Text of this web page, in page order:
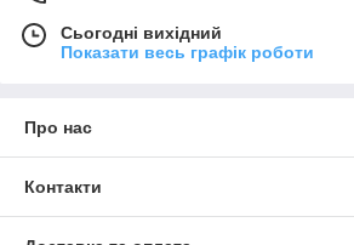
Сьогодні вихідний
Показати весь графік роботи
Про нас
Контакти